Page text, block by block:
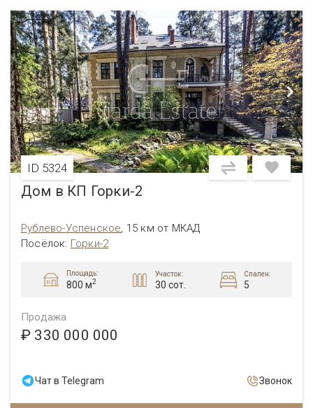
ID 5324
Дом в КП Горки-2
Рублево-Успенское, 15 км от МКАД
Посёлок: Горки-2
Площадь:
800 м2
Участок:
30 сот.
Спален:
5
Продажа
₽ 330 000 000
Чат в Telegram Звонок